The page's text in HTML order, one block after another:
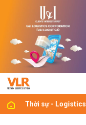
Thời sự - Logistics